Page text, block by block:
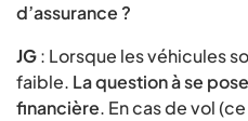
d’assurance ?
JG: Lorsque les véhicules
faible. La question à se
financière. En cas de vol